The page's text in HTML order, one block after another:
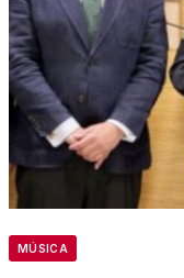
MÚSICA